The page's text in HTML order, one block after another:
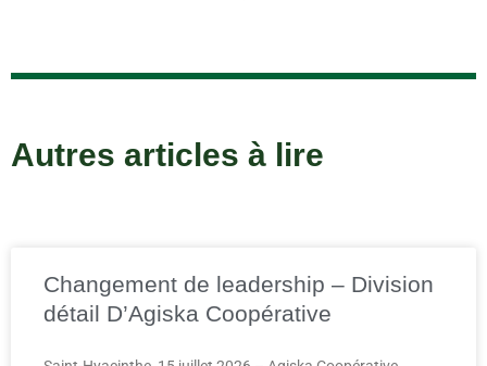
Autres articles à lire
Changement de leadership – Division
détail D’Agiska Coopérative